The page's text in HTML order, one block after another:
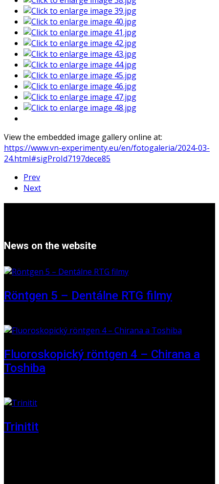
View the embedded image gallery online at:
https://www.vn-experimenty.eu/en/fotogaleria/2024-03-
24.html#sigProId7197dece85
Prev
Next
News on the website
Röntgen 5 – Dentálne RTG filmy
Fluoroskopický röntgen 4 – Chirana a
Toshiba
Trinitit